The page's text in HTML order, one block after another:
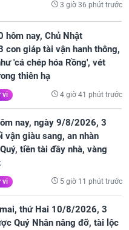
3 giờ 36 phút trước
hôm nay, Chủ Nhật
giáp tài vận hanh thông,
'cá chép hóa Rồng', vét
thiên hạ
vi 4 giờ 41 phút trước
nay, ngày 9/8/2026, 3
vận giàu sang, an nhàn
tiền tài đầy nhà, vàng
vi 5 giờ 11 phút trước
thứ Hai 10/8/2026, 3
Quý Nhân nâng đỡ, tài lộc